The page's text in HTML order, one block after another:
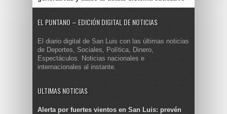
EL PUNTANO – EDICIÓN DIGITAL DE NOTICIAS
El diario digital de San Luis con las últimas noticias
de Deportes, Sociales, Política, Dinero,
Espectáculos. Noticias nacionales e
internacionales al instante.
ULTIMAS NOTICIAS
Alerta por fuertes vientos en San Luis: prevén